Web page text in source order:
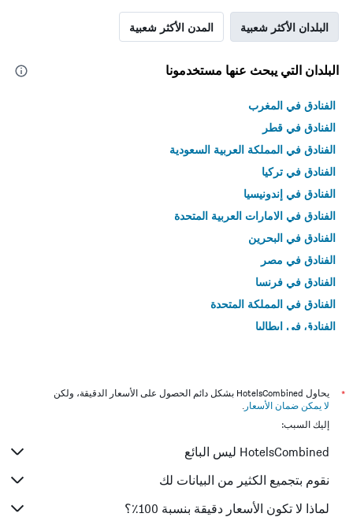
البلدان الأكثر شعبية المدن الأكثر شعبية
البلدان التي يبحث عنها مستخدمونا
الفنادق في المغرب
الفنادق في قطر
الفنادق في المملكة العربية السعودية
الفنادق في تركيا
الفنادق في إندونيسيا
الفنادق في الامارات العربية المتحدة
الفنادق في البحرين
الفنادق في مصر
الفنادق في فرنسا
الفنادق في المملكة المتحدة
الفنادق في إيطاليا
*
يحاول HotelsCombined بشكل دائم الحصول على الأسعار الدقيقة، ولكن
لا يمكن ضمان الأسعار .
إليك السبب:
HotelsCombined ليس البائع
نقوم بتجميع الكثير من البيانات لك
لماذا لا تكون الأسعار دقيقة بنسبة 100٪؟